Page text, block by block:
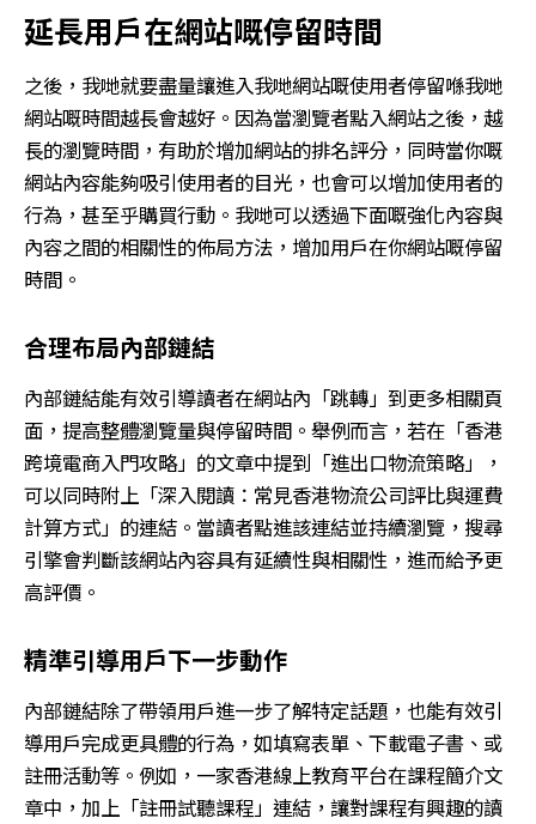
延長用戶在網站嘅停留時間
之後，我哋就要盡量讓進入我哋網站嘅使用者停留喺我哋
網站嘅時間越長會越好。因為當瀏覽者點入網站之後，越
長的瀏覽時間，有助於增加網站的排名評分，同時當你嘅
網站內容能夠吸引使用者的目光，也會可以增加使用者的
行為，甚至乎購買行動。我哋可以透過下面嘅強化內容與
內容之間的相關性的佈局方法，增加用戶在你網站嘅停留
時間。
合理布局內部鏈結
內部鏈結能有效引導讀者在網站內「跳轉」到更多相關頁
面，提高整體瀏覽量與停留時間。舉例而言，若在「香港
跨境電商入門攻略」的文章中提到「進出口物流策略」，
可以同時附上「深入閱讀：常見香港物流公司評比與運費
計算方式」的連結。當讀者點進該連結並持續瀏覽，搜尋
引擎會判斷該網站內容具有延續性與相關性，進而給予更
高評價。
精準引導用戶下一步動作
內部鏈結除了帶領用戶進一步了解特定話題，也能有效引
導用戶完成更具體的行為，如填寫表單、下載電子書、或
註冊活動等。例如，一家香港線上教育平台在課程簡介文
章中，加上「註冊試聽課程」連結，讓對課程有興趣的讀